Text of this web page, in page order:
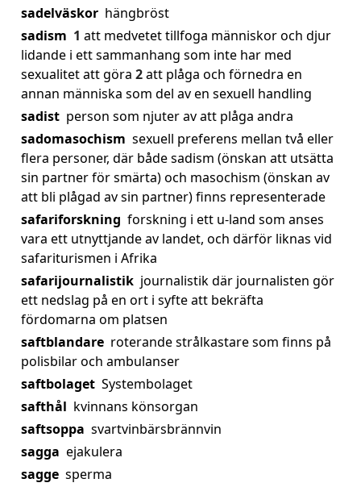
sadelväskor hängbröst
sadism 1 att medvetet tillfoga människor och djur
lidande i ett sammanhang som inte har med
sexualitet att göra 2att plåga och förnedra en
annan människa som del av en sexuell handling
sadist person som njuter av att plåga andra
sadomasochism sexuell preferens mellan två eller
flera personer, där både sadism (önskan att utsätta
sin partner för smärta) och masochism (önskan av
att bli plågad av sin partner) finns representerade
safariforskning forskning i ett u-land som anses
vara ett utnyttjande av landet, och därför liknas vid
safariturismen i Afrika
safarijournalistik journalistik där journalisten gör
ett nedslag på en ort i syfte att bekräfta
fördomarna om platsen
saftblandare roterande strålkastare som finns på
polisbilar och ambulanser
saftbolaget Systembolaget
safthål kvinnans könsorgan
saftsoppa svartvinbärsbrännvin
sagga ejakulera
sagge sperma